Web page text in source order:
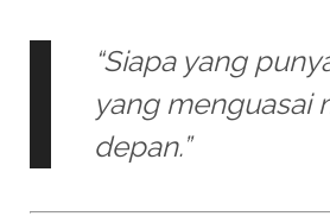
“Siapa yang
yang menguasai
depan.”